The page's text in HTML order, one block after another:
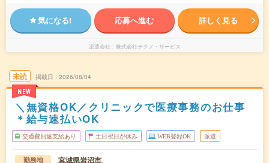
気になる! 応募へ進む 詳しく見る
派遣会社 株式会社テクノ・サービス
未読
NEW
掲載日 2026/08/04
＼無資格OK／クリニックで医療事務のお仕事
＊給与速払いOK
交通費別途支給あり 土日祝日が休み WEB登録OK 派遣
勤務地 宮城県岩沼市